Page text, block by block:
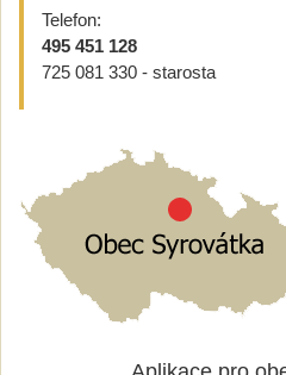
Telefon:
495 451 128
725 081 330 - starosta